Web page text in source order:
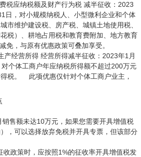
税应纳税额及财产行为税 减半征收：2023
日，对小规模纳税人、小型微利企业和个体
市维护建设税、房产税、城镇土地使用税、
税）、耕地占用税和教育费附加、地方教育
，与原有优惠政策可叠加享受。
经营所得 经营所得减半征收：2023年1月
个体工商户年应纳税所得额不超过200万元
税。 此项优惠仅针对个体工商户业主，
售额未达10万元，如果您需要开具增值税
，可以选择放弃免税并开具专票，但该部分
收政策时，应按照1%的征收率开具增值税发